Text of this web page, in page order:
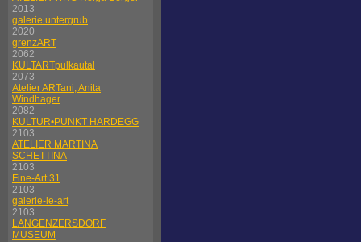
2013
galerie untergrub
2020
grenzART
2062
KULTARTpulkautal
2073
Atelier ARTani, Anita
Windhager
2082
KULTUR•PUNKT HARDEGG
2103
ATELIER MARTINA
SCHETTINA
2103
Fine-Art 31
2103
galerie-le-art
2103
LANGENZERSDORF
MUSEUM